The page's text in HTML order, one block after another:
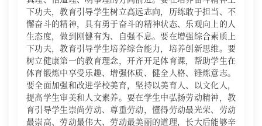
下功夫，教育引导学生树立高远志向，历练敢于担当、不
懈奋斗的精神，具有勇于奋斗的精神状态、乐观向上的人
生态度，做到刚健有为、自强不息。要在增强综合素质上
下功夫，教育引导学生培养综合能力，培养创新思维。要
树立健康第一的教育理念，开齐开足体育课，帮助学生在
体育锻炼中享受乐趣、增强体质、健全人格、锤炼意志。
要全面加强和改进学校美育，坚持以美育人、以文化人，
提高学生审美和人文素养。要在学生中弘扬劳动精神，教
育引导学生崇尚劳动、尊重劳动，懂得劳动最光荣、劳动
最崇高、劳动最伟大、劳动最美丽的道理，长大后能够辛